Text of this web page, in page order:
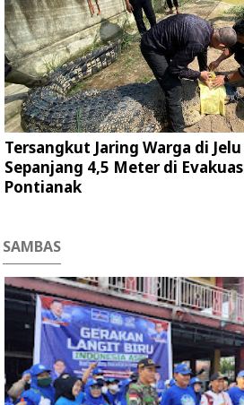
Tersangkut Jaring Warga di Jelu
Sepanjang 4,5 Meter di
Pontianak
SAMBAS